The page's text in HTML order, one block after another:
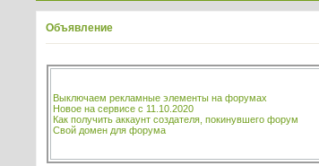
Объявление
Выключаем рекламные элементы на форумах
Новое на сервисе с 11.10.2020
Как получить аккаунт создателя, покинувшего форум
Свой домен для форума